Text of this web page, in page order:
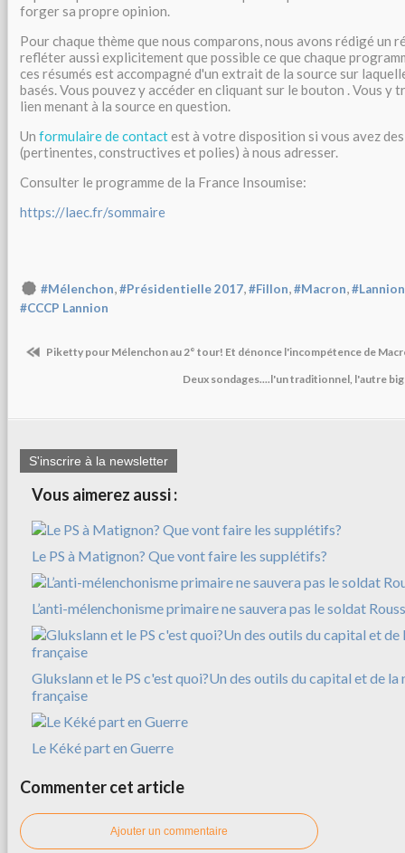
forger sa propre opinion.
Pour chaque thème que nous comparons, nous avons rédigé un
refléter aussi explicitement que possible ce que chaque
ces résumés est accompagné d'un extrait de la source sur
basés. Vous pouvez y accéder en cliquant sur le bouton . Vous y
lien menant à la source en question.
Un formulaire de contactest à votre disposition si vous avez
(pertinentes, constructives et polies) à nous adresser.
Consulter le programme de la France Insoumise:
https://laec.fr/sommaire
#Mélenchon,#Présidentielle 2017,#Fillon,#Macron,#Lannion
#CCCP Lannion
Piketty pour Mélenchon au 2° tour! Et dénonce l'incompétence de
Deux sondages....l'un traditionnel, l'autre
S'inscrire à la newsletter
Vous aimerez aussi :
Le PS à Matignon? Que vont faire les supplétifs?
L’anti-mélenchonisme primaire ne sauvera pas le soldat
Glukslann et le PS c'est quoi?Un des outils du capital et de
française
Le Kéké part en Guerre
Commenter cet article
Ajouter un commentaire